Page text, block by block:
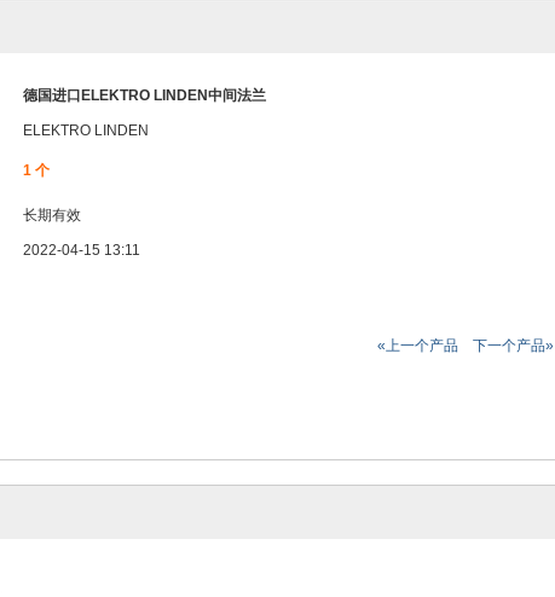
德国进口ELEKTRO LINDEN中间法兰
ELEKTRO LINDEN
1 个
长期有效
2022-04-15 13:11
«上一个产品 下一个产品»